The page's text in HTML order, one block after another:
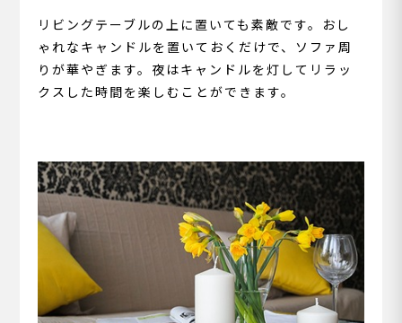
リビングテーブルの上に置いても素敵です。おし
ゃれなキャンドルを置いておくだけで、ソファ周
りが華やぎます。夜はキャンドルを灯してリラッ
クスした時間を楽しむことができます。